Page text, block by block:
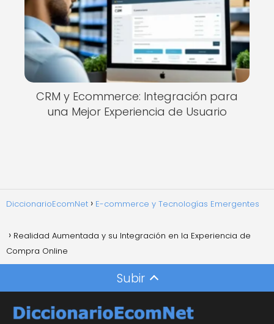
CRM y Ecommerce: Integración para
una Mejor Experiencia de Usuario
DiccionarioEcomNet E-commerce y Tecnologías Emergentes
Realidad Aumentada y su Integración en la Experiencia de
Compra Online
Subir